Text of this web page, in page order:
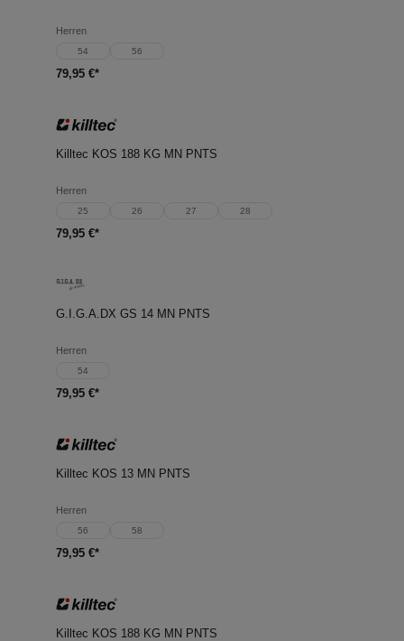
Herren
54 56
79,95 €*
Killtec KOS 188 KG MN PNTS
Herren
25 26 27 28
79,95 €*
G.I.G.A.DX GS 14 MN PNTS
Herren
54
79,95 €*
Killtec KOS 13 MN PNTS
Herren
56 58
79,95 €*
Killtec KOS 188 KG MN PNTS